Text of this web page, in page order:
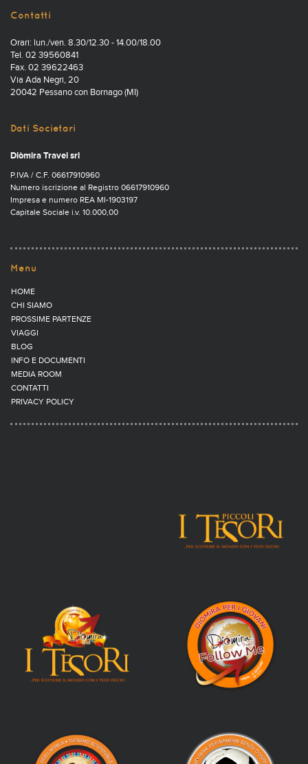
Contatti
Orari: lun./ven. 8.30/12.30 - 14.00/18.00
Tel. 02 39560841
Fax. 02 39622463
Via Ada Negri, 20
20042 Pessano con Bornago (MI)
Dati Societari
Diòmira Travel srl
P.IVA / C.F. 06617910960
Numero iscrizione al Registro 06617910960
Impresa e numero REA MI-1903197
Capitale Sociale i.v. 10.000,00
Menu
HOME
CHI SIAMO
PROSSIME PARTENZE
VIAGGI
BLOG
INFO E DOCUMENTI
MEDIA ROOM
CONTATTI
PRIVACY POLICY